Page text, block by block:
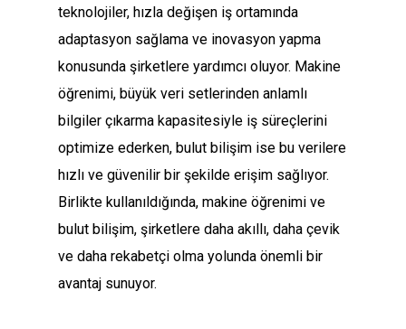
teknolojiler, hızla değişen iş ortamında
adaptasyon sağlama ve inovasyon yapma
konusunda şirketlere yardımcı oluyor. Makine
öğrenimi, büyük veri setlerinden anlamlı
bilgiler çıkarma kapasitesiyle iş süreçlerini
optimize ederken, bulut bilişim ise bu verilere
hızlı ve güvenilir bir şekilde erişim sağlıyor.
Birlikte kullanıldığında, makine öğrenimi ve
bulut bilişim, şirketlere daha akıllı, daha çevik
ve daha rekabetçi olma yolunda önemli bir
avantaj sunuyor.